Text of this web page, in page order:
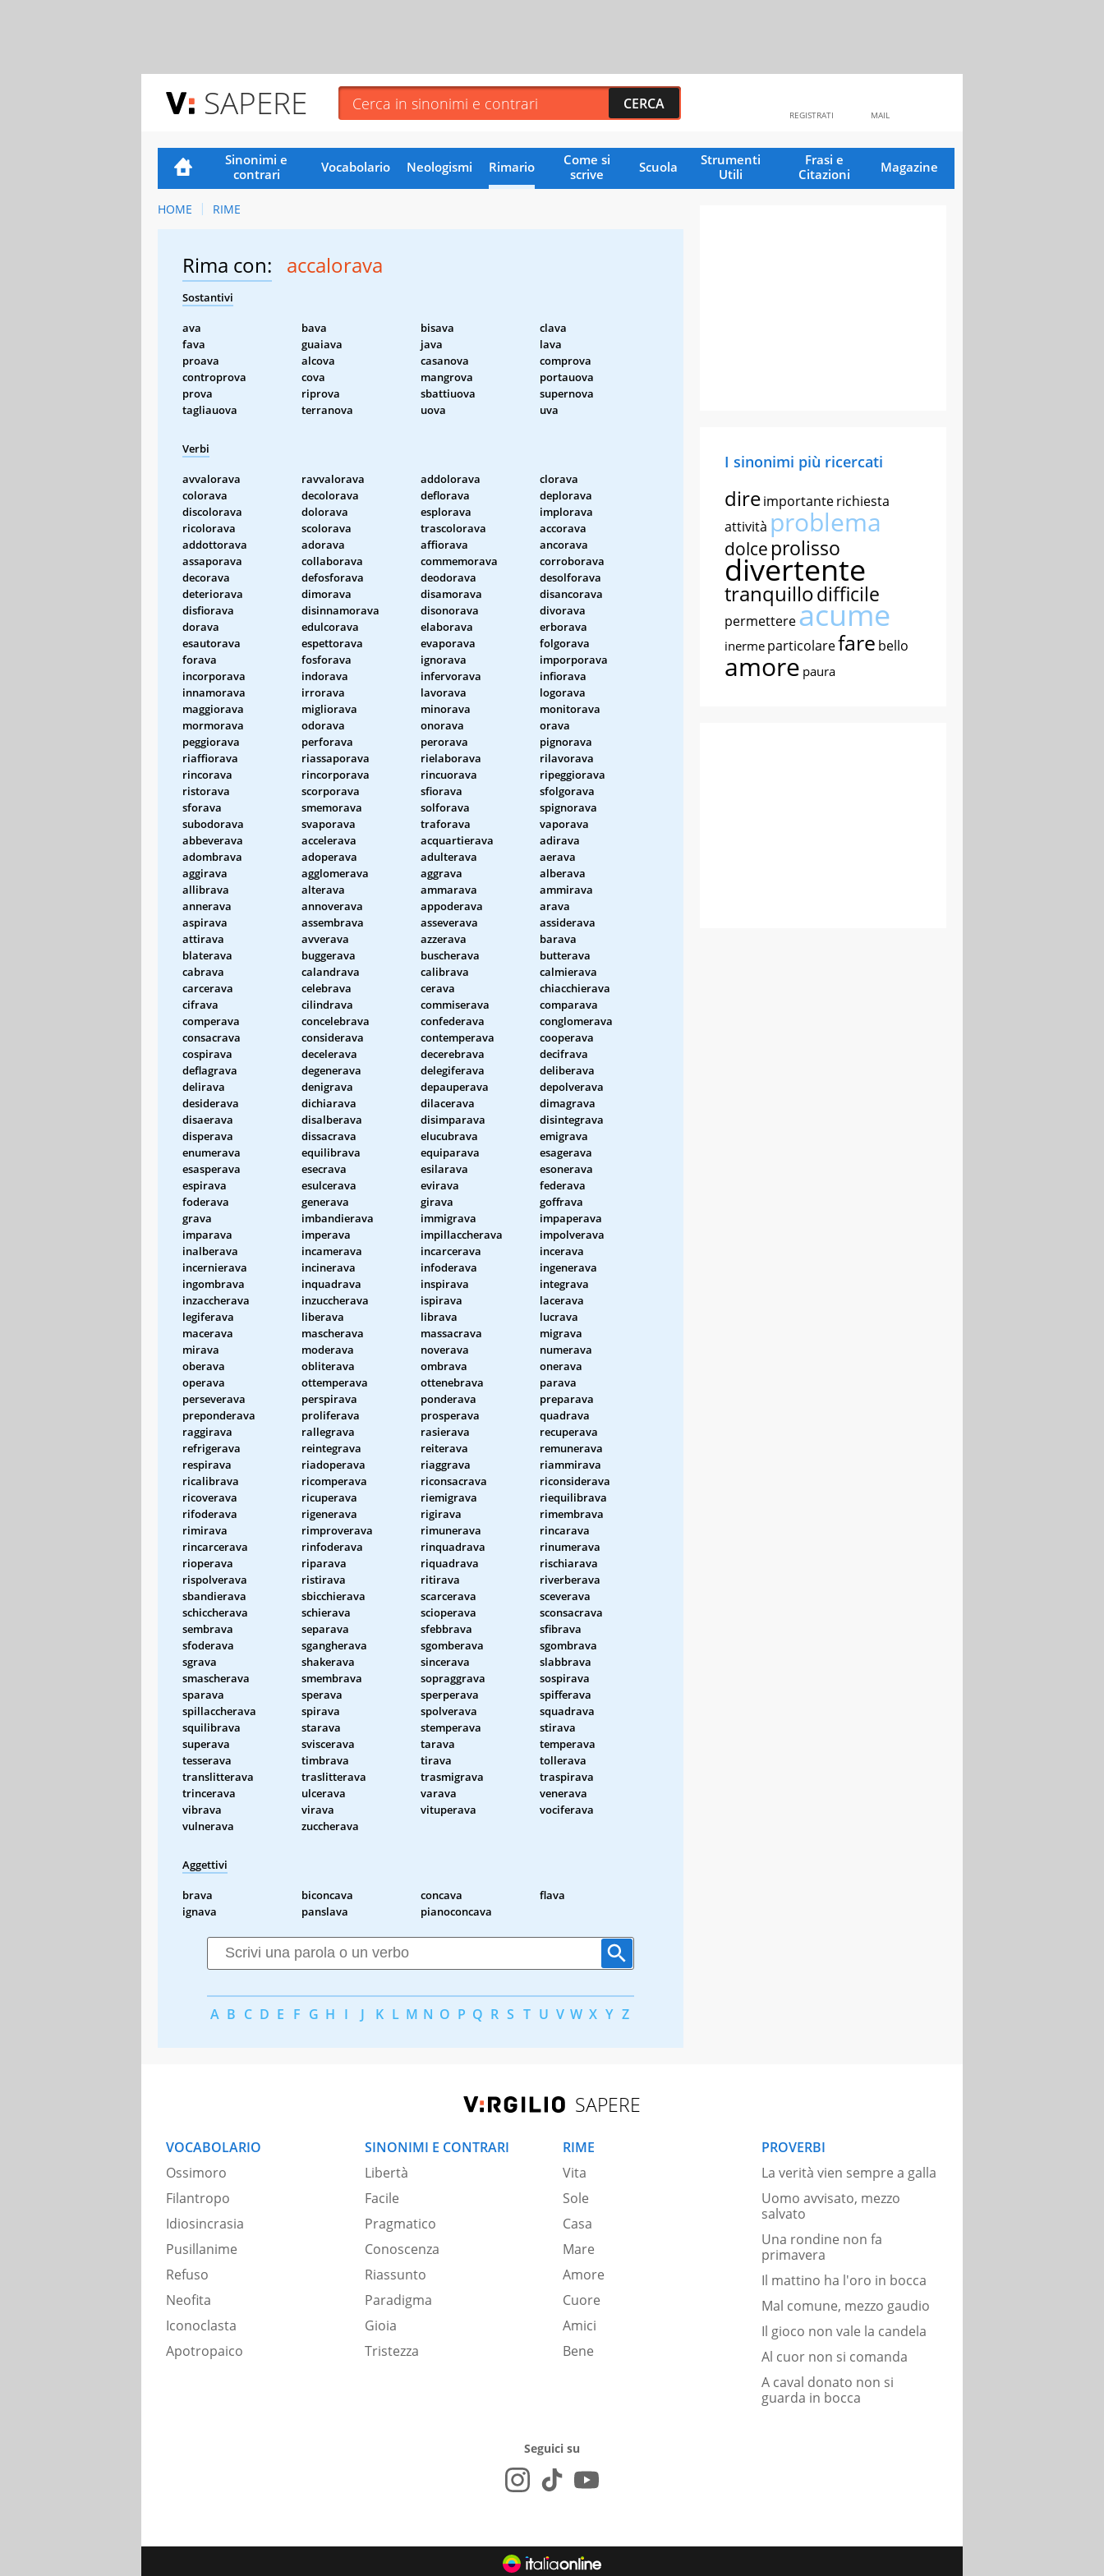
SAPERE MAIL
REGISTRATI
Sinonimi e
contrari
Vocabolario Neologismi Rimario
Come si
scrive
Scuola
Strumenti
Utili
Frasi e
Citazioni
Magazine
HOME RIME
Rima con: accalorava
Sostantivi
ava bava bisava
clava
fava
guaiava java
lava
proava
alcova casanova
comprova
controprova
cova mangrova
portauova
prova
riprova sbattiuova
supernova
tagliauova
terranova uova uva
Verbi
avvalorava ravvalorava addolorava
clorava
colorava
decolorava deflorava
deplorava
discolorava
dolorava esplorava
implorava
ricolorava
scolorava trascolorava
accorava
addottorava
adorava affiorava
ancorava
assaporava
collaborava commemorava
corroborava
decorava
defosforava deodorava
desolforava
deteriorava
dimorava disamorava
disancorava
disfiorava
disinnamorava disonorava
divorava
dorava
edulcorava elaborava
erborava
esautorava
espettorava evaporava
folgorava
forava
fosforava ignorava
imporporava
incorporava
indorava infervorava
infiorava
innamorava
irrorava lavorava
logorava
maggiorava
migliorava minorava
monitorava
mormorava
odorava onorava
orava
peggiorava
perforava perorava
pignorava
riaffiorava
riassaporava rielaborava
rilavorava
rincorava
rincorporava rincuorava
ripeggiorava
ristorava
scorporava sfiorava
sfolgorava
sforava
smemorava solforava
spignorava
subodorava
svaporava traforava
vaporava
abbeverava
accelerava acquartierava
adirava
adombrava
adoperava adulterava
aerava
aggirava
agglomerava aggrava
alberava
allibrava
alterava ammarava
ammirava
annerava
annoverava appoderava
arava
aspirava
assembrava asseverava
assiderava
attirava
avverava azzerava
barava
blaterava
buggerava buscherava
butterava
cabrava
calandrava calibrava
calmierava
carcerava
celebrava cerava
chiacchierava
cifrava
cilindrava commiserava
comparava
comperava
concelebrava confederava
conglomerava
consacrava
considerava contemperava
cooperava
cospirava
decelerava decerebrava
decifrava
deflagrava
degenerava delegiferava
deliberava
delirava
denigrava depauperava
depolverava
desiderava
dichiarava dilacerava
dimagrava
disaerava
disalberava disimparava
disintegrava
disperava
dissacrava elucubrava
emigrava
enumerava
equilibrava equiparava
esagerava
esasperava
esecrava esilarava
esonerava
espirava
esulcerava evirava
federava
foderava
generava girava
goffrava
grava
imbandierava immigrava
impaperava
imparava
imperava impillaccherava
impolverava
inalberava
incamerava incarcerava
incerava
incernierava
incinerava infoderava
ingenerava
ingombrava
inquadrava inspirava
integrava
inzaccherava
inzuccherava ispirava
lacerava
legiferava
liberava librava
lucrava
macerava
mascherava massacrava
migrava
mirava
moderava noverava
numerava
oberava
obliterava ombrava
onerava
operava
ottemperava ottenebrava
parava
perseverava
perspirava ponderava
preparava
preponderava
proliferava prosperava
quadrava
raggirava
rallegrava rasierava
recuperava
refrigerava
reintegrava reiterava
remunerava
respirava
riadoperava riaggrava
riammirava
ricalibrava
ricomperava riconsacrava
riconsiderava
ricoverava
ricuperava riemigrava
riequilibrava
rifoderava
rigenerava rigirava
rimembrava
rimirava
rimproverava rimunerava
rincarava
rincarcerava
rinfoderava rinquadrava
rinumerava
rioperava
riparava riquadrava
rischiarava
rispolverava
ristirava ritirava
riverberava
sbandierava
sbicchierava scarcerava
sceverava
schiccherava
schierava scioperava
sconsacrava
sembrava
separava sfebbrava
sfibrava
sfoderava
sgangherava sgomberava
sgombrava
sgrava
shakerava sincerava
slabbrava
smascherava
smembrava sopraggrava
sospirava
sparava
sperava sperperava
spifferava
spillaccherava
spirava spolverava
squadrava
squilibrava
starava stemperava
stirava
superava
sviscerava tarava
temperava
tesserava
timbrava tirava
tollerava
translitterava
traslitterava trasmigrava
traspirava
trincerava
ulcerava varava
venerava
vibrava
virava vituperava
vociferava
vulnerava
zuccherava
Aggettivi
brava biconcava concava
flava
ignava
panslava pianoconcava
A B C D E F G H I J K L M N O P Q R S T U V W X Y Z
I sinonimi più ricercati
direimportanterichiesta
attività problema
dolce prolisso
divertente
tranquillodifficile
permettereacume
inerme particolarefare bello
amore paura
SAPERE
VOCABOLARIO
Ossimoro
Filantropo
Idiosincrasia
Pusillanime
Refuso
Neofita
Iconoclasta
Apotropaico
SINONIMI E CONTRARI
Libertà
Facile
Pragmatico
Conoscenza
Riassunto
Paradigma
Gioia
Tristezza
RIME
Vita
Sole
Casa
Mare
Amore
Cuore
Amici
Bene
PROVERBI
La verità vien sempre a galla
Uomo avvisato, mezzo
salvato
Una rondine non fa
primavera
Il mattino ha l'oro in bocca
Mal comune, mezzo gaudio
Il gioco non vale la candela
Al cuor non si comanda
A caval donato non si
guarda in bocca
Seguici su